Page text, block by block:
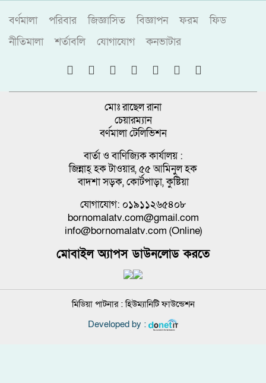
বর্ণমালা পরিবার জিজ্ঞাসিত বিজ্ঞাপন ফরম
ফিড
নীতিমালা
শর্তাবলি যোগাযোগ কনভাটার
মোঃ রাছেল রানা
চেয়ারম্যান
বর্ণমালা টেলিভিশন
বার্তা ও বাণিজ্যিক কার্যালয় :
জিন্নাহ্ হক টাওয়ার, ৫৫ আমিনুল হক
বাদশা সড়ক, কোর্টপাড়া, কুষ্টিয়া
যোগাযোগ: ০১৯১১২৬৫৪০৮
bornomalatv.com@gmail.com
info@bornomalatv.com (Online)
মোবাইল অ্যাপস ডাউনলোড করতে
মিডিয়া পাটনার :হিউম্যানিটি ফাউন্ডেশন
Developed by :